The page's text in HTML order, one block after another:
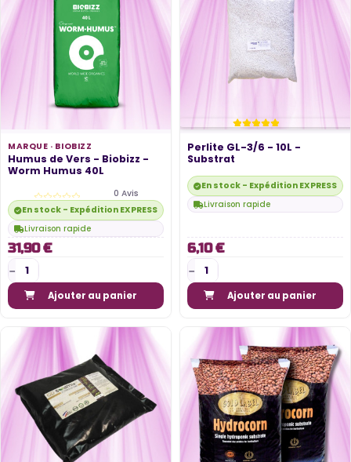
MARQUE · BIOBIZZ
Humus de Vers - Biobizz -
Worm Humus 40L
0 Avis
En stock - Expédition EXPRESS disponible
Livraison rapide
31,90 €
Ajouter au panier
Perlite GL-3/6 - 10L -
Substrat
En stock - Expédition EXPRESS
Livraison rapide
6,10 €
Ajouter au panier